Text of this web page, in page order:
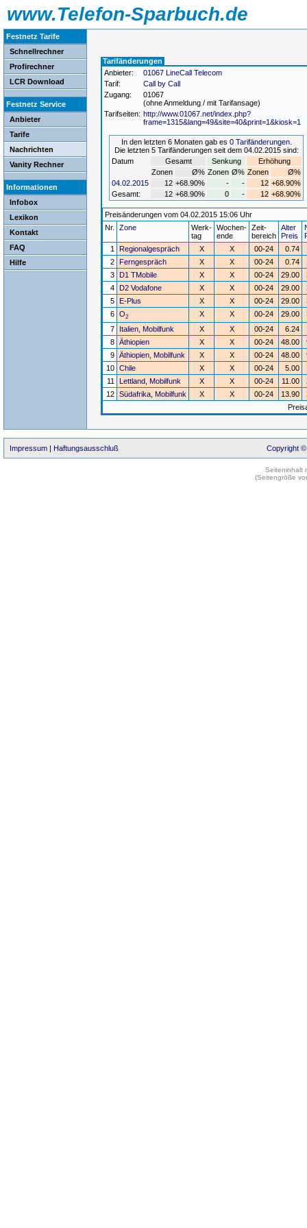
www.Telefon-Sparbuch.de
Festnetz Tarife
Schnellrechner
Profirechner
LCR Download
Festnetz Service
Anbieter
Tarife
Nachrichten
Vanity Rechner
Informationen
Infobox
Lexikon
Kontakt
FAQ
Hilfe
Tarifänderungen
Anbieter:
01067 LineCall Telecom
Tarif:
Call by Call
Zugang:
01067
(ohne Anmeldung / mit Tarifansage)
Tarifseiten: http://www.01067.net/index.php?
frame=1315&lang=49&site=40&print=1&kiosk=1
In den letzten 6 Monaten gab es 0 Tarifänderungen.
Die letzten 5 Tarifänderungen seit dem 04.02.2015 sind:
Datum
Gesamt Senkung
Erhöhung
Zonen
Ø% Zonen Ø% Zonen
Ø%
04.02.2015
12 +68.90% - - 12 +68.90%
Gesamt:
12 +68.90% 0 - 12 +68.90%
Preisänderungen vom 04.02.2015 15:06 Uhr
Nr.
Zone
Werk-
tag
Wochen-
ende
Zeit-
bereich
Alter
Preis
1
Regionalgespräch X X 00-24
0.74
2 Ferngespräch X X 00-24
0.74
3 D1 TMobile X X 00-24 29.00
4 D2 Vodafone X X 00-24 29.00
5 E-Plus X X 00-24 29.00
6 O2 X X 00-24 29.00
7
Italien, Mobilfunk X X 00-24 6.24
8 Äthiopien X X 00-24 48.00
9 Äthiopien, Mobilfunk X X 00-24 48.00
10 Chile X X 00-24 5.00
11
Lettland, Mobilfunk X X 00-24 11.00
12 Südafrika, Mobilfunk X X 00-24 13.90
Impressum | Haftungsausschluß Copyright ©
Seiteninhalt
(Seitengröße